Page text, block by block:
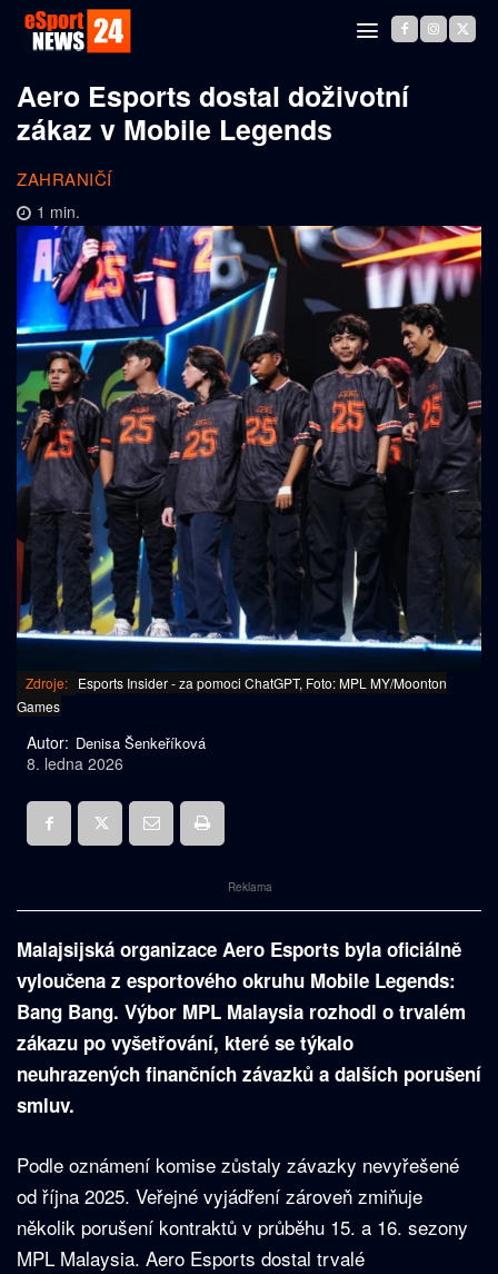
Aero Esports dostal doživotní
zákaz v Mobile Legends
ZAHRANIČÍ
1 min.
Zdroje: Esports Insider - za pomoci ChatGPT, Foto: MPL MY/Moonton
Games
Autor: Denisa Šenkeříková
8. ledna 2026
Reklama
Malajsijská organizace Aero Esports byla oficiálně
vyloučena z esportového okruhu Mobile Legends:
Bang Bang. Výbor MPL Malaysia rozhodl o trvalém
zákazu po vyšetřování, které se týkalo
neuhrazených finančních závazků a dalších porušení
smluv.
Podle oznámení komise zůstaly závazky nevyřešené
od října 2025. Veřejné vyjádření zároveň zmiňuje
několik porušení kontraktů v průběhu 15. a 16. sezony
MPL Malaysia. Aero Esports dostal trvalé